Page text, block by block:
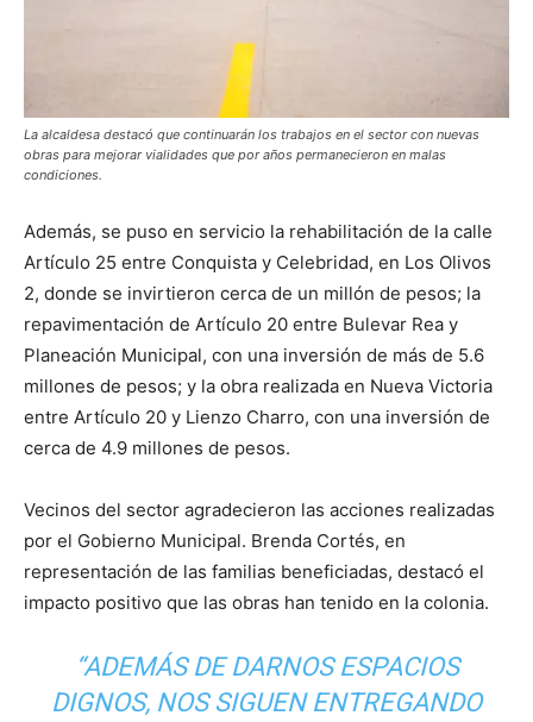
La alcaldesa destacó que continuarán los trabajos en el sector con nuevas
obras para mejorar vialidades que por años permanecieron en malas
condiciones.
Además, se puso en servicio la rehabilitación de la calle
Artículo 25 entre Conquista y Celebridad, en Los Olivos
2, donde se invirtieron cerca de un millón de pesos; la
repavimentación de Artículo 20 entre Bulevar Rea y
Planeación Municipal, con una inversión de más de 5.6
millones de pesos; y la obra realizada en Nueva Victoria
entre Artículo 20 y Lienzo Charro, con una inversión de
cerca de 4.9 millones de pesos.
Vecinos del sector agradecieron las acciones realizadas
por el Gobierno Municipal. Brenda Cortés, en
representación de las familias beneficiadas, destacó el
impacto positivo que las obras han tenido en la colonia.
“ADEMÁS DE DARNOS ESPACIOS
DIGNOS, NOS SIGUEN ENTREGANDO